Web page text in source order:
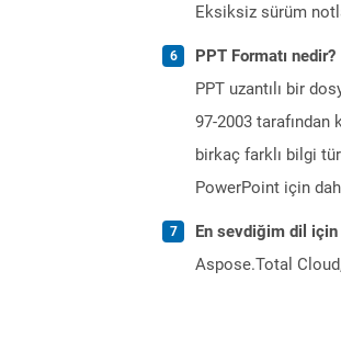
Eksiksiz sürüm
PPT Formatı nedir?
PPT uzantılı bir
97-2003
birkaç farklı bilgi
PowerPoint için
En sevdiğim dil için
Aspose.Total